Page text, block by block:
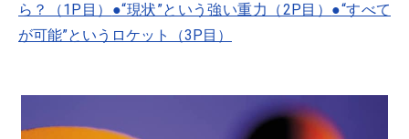
ら？（1P目） ●“現状”という強い重力（2P目） ●“すべて
が可能”というロケット（3P目）